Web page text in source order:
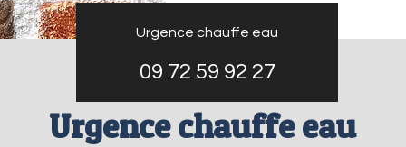
Urgence chauffe eau
09 72 59 92 27
Urgence chauffe eau